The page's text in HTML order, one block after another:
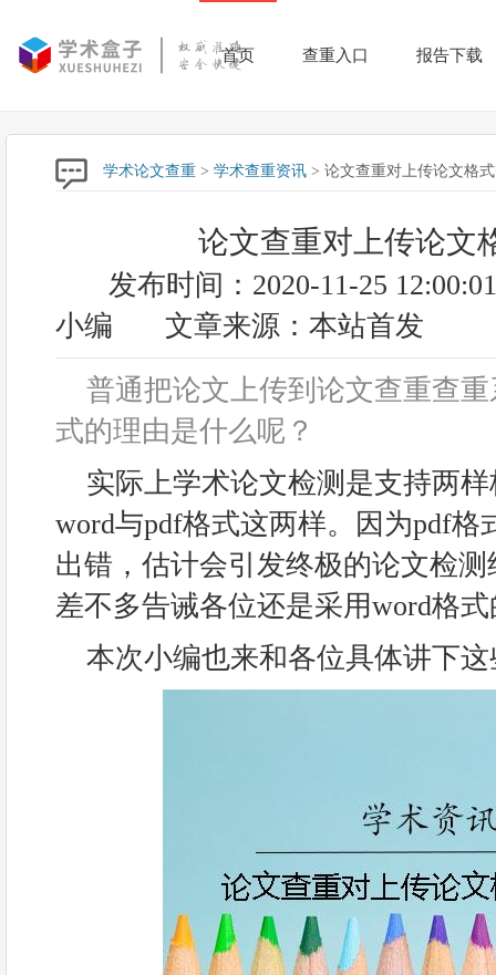
首页 查重入口 报告下载
学术论文查重 > 学术查重资讯 > 论文查重对上传论文格
论文查重对上传论文
发布时间：2020-11-25 12:00:01
小编
文章来源：本站首发
普通把论文上传到论文查重查
式的理由是什么呢？
实际上学术论文检测是支持两
word与pdf格式这两样。因为pdf格
出错，估计会引发终极的论文检
差不多告诫各位还是采用word格
本次小编也来和各位具体讲下